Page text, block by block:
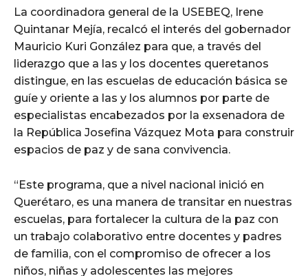
La coordinadora general de la USEBEQ, Irene
Quintanar Mejía, recalcó el interés del gobernador
Mauricio Kuri González para que, a través del
liderazgo que a las y los docentes queretanos
distingue, en las escuelas de educación básica se
guíe y oriente a las y los alumnos por parte de
especialistas encabezados por la exsenadora de
la República Josefina Vázquez Mota para construir
espacios de paz y de sana convivencia.
“Este programa, que a nivel nacional inició en
Querétaro, es una manera de transitar en nuestras
escuelas, para fortalecer la cultura de la paz con
un trabajo colaborativo entre docentes y padres
de familia, con el compromiso de ofrecer a los
niños, niñas y adolescentes las mejores